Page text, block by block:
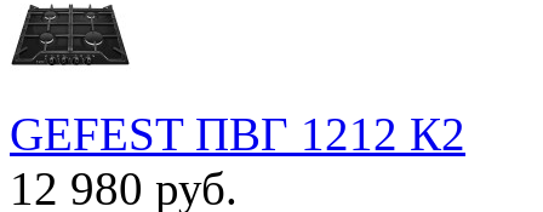
GEFEST ПВГ 1212 К2
12 980 руб.